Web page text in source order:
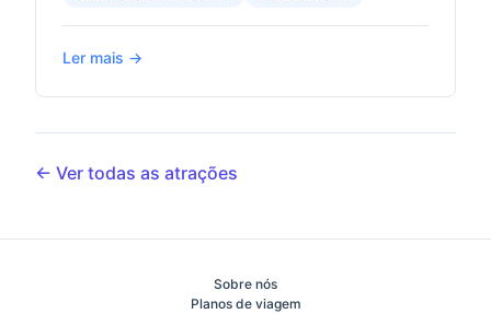
Ler mais →
← Ver todas as atrações
Sobre nós
Planos de viagem